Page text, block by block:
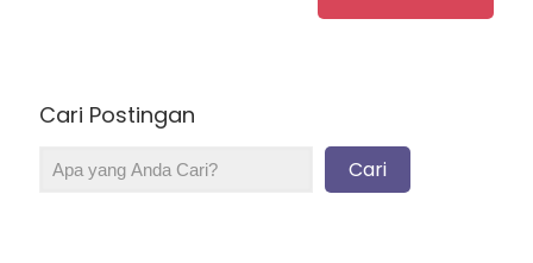
Cari Postingan
Cari